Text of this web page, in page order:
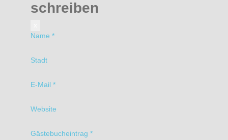
schreiben
Name *
Stadt
E-Mail *
Website
Gästebucheintrag *